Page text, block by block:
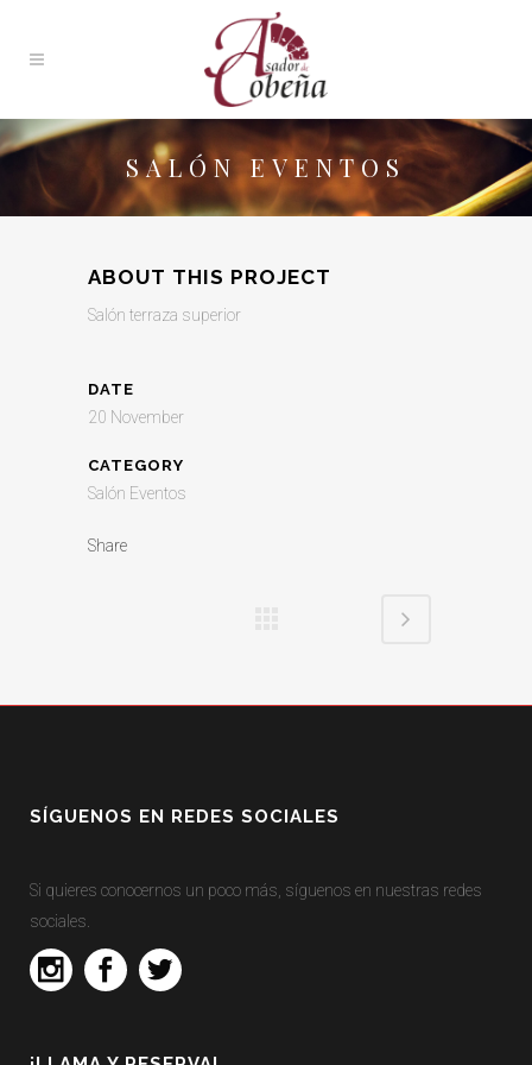
SALÓN EVENTOS
ABOUT THIS PROJECT
Salón terraza superior
DATE
20 November
CATEGORY
Salón Eventos
Share
SÍGUENOS EN REDES SOCIALES
Si quieres conocernos un poco más, síguenos en nuestras redes
sociales.